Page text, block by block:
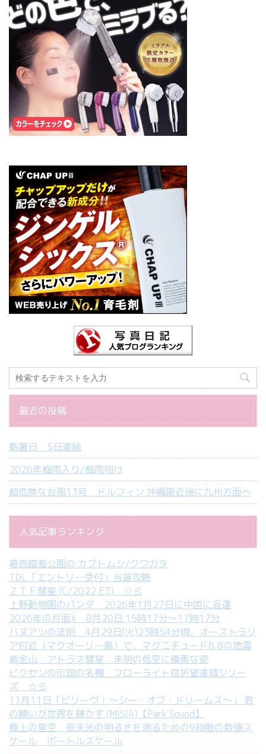
最近の投稿
酷暑日 5日連続
2026年梅雨入り/梅雨明け
超危険な台風13号 ドルフィン 沖縄接近後に九州方面へ
人気記事ランキング
葛西臨海公園の カブトムシ/クワガタ
TDL「エントリー受付」当選攻略
ＺＴＦ彗星 (C/2022 E3) ☆彡
上野動物園のパンダ 2026年1月27日に中国に返還
2026年の月面X 8月20日 15時17分～17時17分
バヌアツの法則 4月29日(火)23時54分頃、オーストラリ
ア付近（マクオーリー島）で、マグニチュード6.8の地震
紫金山・アトラス彗星 未明の低空に優美な姿
ビクセンの伝説の名機 フローライト屈折望遠鏡シリー
ズ ☆彡
11月11日「ビリーヴ！～シー・オブ・ドリームス～」 君
の願いが世界を輝かす (MISIA)【Park Sound】
極上の星空 夜天光の明るさを測るための9段階の数値ス
ケール ボートルスケール